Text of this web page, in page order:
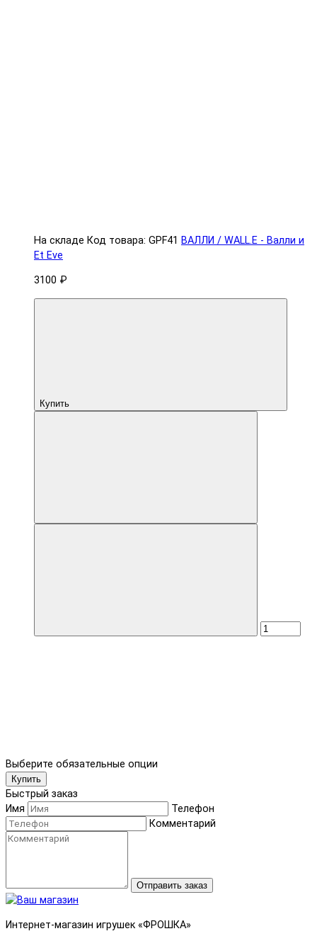
На складе Код товара: GPF41 ВАЛЛИ / WALL.E - Валли и
Et Eve
3100 ₽
Купить
Выберите обязательные опции
Купить
Быстрый заказ
Имя
Телефон
Комментарий
Отправить заказ
Интернет-магазин игрушек «ФРОШКА»